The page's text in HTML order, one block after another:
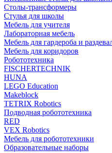
Столы-трансформеры
Стулья для школы
Мебель для учителя
Лабораторная мебель
Мебель для гардероба и
Мебель для коридоров
Робототехника
FISCHERTECHNIK
HUNA
LEGO Education
Makeblock
TETRIX Robotics
Подводная робототехника
RED
VEX Robotics
Мебель для робототехники
Образовательные наборы